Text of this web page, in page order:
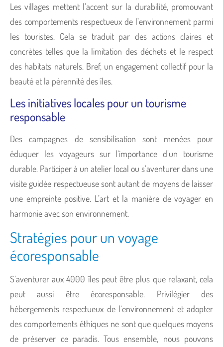
Les villages mettent l’accent sur la durabilité, promouvant
des comportements respectueux de l’environnement parmi
les touristes. Cela se traduit par des actions claires et
concrètes telles que la limitation des déchets et le respect
des habitats naturels. Bref, un engagement collectif pour la
beauté et la pérennité des îles.
Les initiatives locales pour un tourisme
responsable
Des campagnes de sensibilisation sont menées pour
éduquer les voyageurs sur l’importance d’un tourisme
durable. Participer à un atelier local ou s’aventurer dans une
visite guidée respectueuse sont autant de moyens de laisser
une empreinte positive. L’art et la manière de voyager en
harmonie avec son environnement.
Stratégies pour un voyage
écoresponsable
S’aventurer aux 4000 îles peut être plus que relaxant, cela
peut aussi être écoresponsable. Privilégier des
hébergements respectueux de l’environnement et adopter
des comportements éthiques ne sont que quelques moyens
de préserver ce paradis. Tous ensemble, nous pouvons